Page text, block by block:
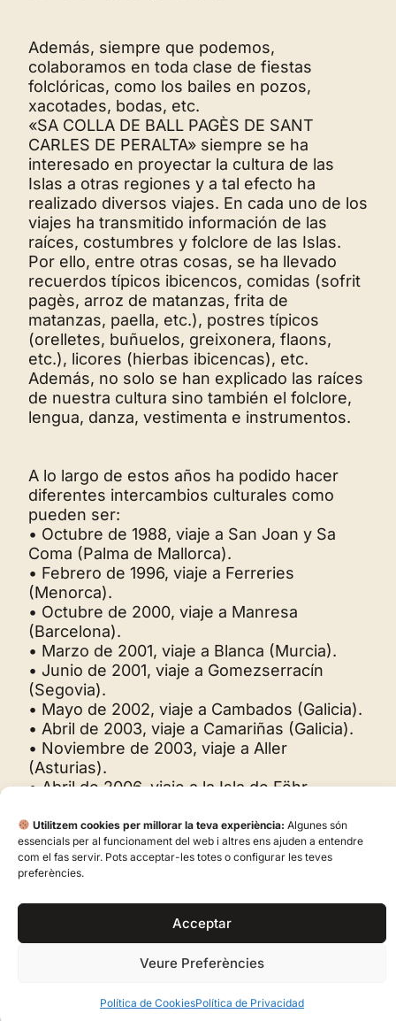
Utilitzem cookies per millorar la teva experiència: Algunes són
essencials per al funcionament del web i altres ens ajuden a entendre
com el fas servir. Pots acceptar-les totes o configurar les teves
preferències.
Acceptar
Veure Preferències
Política de CookiesPolítica de Privacidad
Además, siempre que podemos,
colaboramos en toda clase de fiestas
folclóricas, como los bailes en pozos,
xacotades, bodas, etc.
«SA COLLA DE BALL PAGÈS DE SANT
CARLES DE PERALTA» siempre se ha
interesado en proyectar la cultura de las
Islas a otras regiones y a tal efecto ha
realizado diversos viajes. En cada uno de los
viajes ha transmitido información de las
raíces, costumbres y folclore de las Islas.
Por ello, entre otras cosas, se ha llevado
recuerdos típicos ibicencos, comidas (sofrit
pagès, arroz de matanzas, frita de
matanzas, paella, etc.), postres típicos
(orelletes, buñuelos, greixonera, flaons,
etc.), licores (hierbas ibicencas), etc.
Además, no solo se han explicado las raíces
de nuestra cultura sino también el folclore,
lengua, danza, vestimenta e instrumentos.
A lo largo de estos años ha podido hacer
diferentes intercambios culturales como
pueden ser:
• Octubre de 1988, viaje a San Joan y Sa
Coma (Palma de Mallorca).
• Febrero de 1996, viaje a Ferreries
(Menorca).
• Octubre de 2000, viaje a Manresa
(Barcelona).
• Marzo de 2001, viaje a Blanca (Murcia).
• Junio de 2001, viaje a Gomezserracín
(Segovia).
• Mayo de 2002, viaje a Cambados (Galicia).
• Abril de 2003, viaje a Camariñas (Galicia).
• Noviembre de 2003, viaje a Aller
(Asturias).
• Abril de 2006, viaje a la Isla de Föhr
• Mayo de 2006, viaje a Castalla (Alicante).
• Agosto de 2007, viaje a Villanueva de
Alcardete (Toledo).
Valldigna (Valencia).
• Abril de 2009, viaje a Onil (Alicante).
• Octubre de 2010 (Puente del Pilar), viaje a
Castrelo Cambados (Galicia)